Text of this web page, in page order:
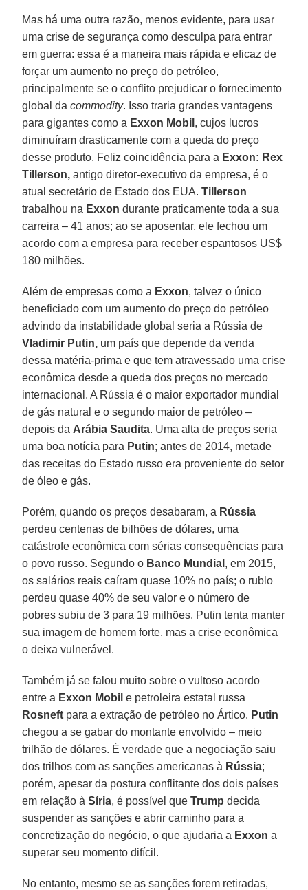
Mas há uma outra razão, menos evidente, para usar
uma crise de segurança como desculpa para entrar
em guerra: essa é a maneira mais rápida e eficaz de
forçar um aumento no preço do petróleo,
principalmente se o conflito prejudicar o fornecimento
global dacommodity. Isso traria grandes vantagens
para gigantes como a Exxon Mobil , cujos lucros
diminuíram drasticamente com a queda do preço
desse produto. Feliz coincidência para a Exxon: Rex
Tillerson, antigo diretor-executivo da empresa, é o
atual secretário de Estado dos EUA.Tillerson
trabalhou na Exxon durante praticamente toda a sua
carreira – 41 anos; ao se aposentar, ele fechou um
acordo com a empresa para receber espantosos US$
180 milhões.
Além de empresas como a Exxon, talvez o único
beneficiado com um aumento do preço do petróleo
advindo da instabilidade global seria a Rússia de
Vladimir Putin, um país que depende da venda
dessa matéria-prima e que tem atravessado uma crise
econômica desde a queda dos preços no mercado
internacional. A Rússia é o maior exportador mundial
de gás natural e o segundo maior de petróleo –
depois da Arábia Saudita. Uma alta de preços seria
uma boa notícia para Putin; antes de 2014, metade
das receitas do Estado russo era proveniente do setor
de óleo e gás.
Porém, quando os preços desabaram, a Rússia
perdeu centenas de bilhões de dólares, uma
catástrofe econômica com sérias consequências para
o povo russo. Segundo o Banco Mundial , em 2015,
os salários reais caíram quase 10% no país; o rublo
perdeu quase 40% de seu valor e o número de
pobres subiu de 3 para 19 milhões. Putin tenta manter
sua imagem de homem forte, mas a crise econômica
o deixa vulnerável.
Também já se falou muito sobre o vultoso acordo
entre a Exxon Mobil e petroleira estatal russa
Rosneft para a extração de petróleo no Ártico. Putin
chegou a se gabar do montante envolvido – meio
trilhão de dólares. É verdade que a negociação saiu
dos trilhos com as sanções americanas à Rússia;
porém, apesar da postura conflitante dos dois países
em relação àSíria, é possível queTrump decida
suspender as sanções e abrir caminho para a
concretização do negócio, o que ajudaria a Exxon a
superar seu momento difícil.
No entanto, mesmo se as sanções forem retiradas,